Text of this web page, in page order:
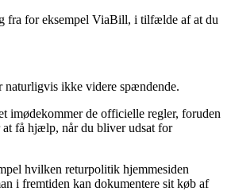
fra for eksempel ViaBill, i tilfælde af at du
naturligvis ikke videre spændende.
imødekommer de officielle regler, foruden
at få hjælp, når du bliver udsat for
hvilken returpolitik hjemmesiden
i fremtiden kan dokumentere sit køb af